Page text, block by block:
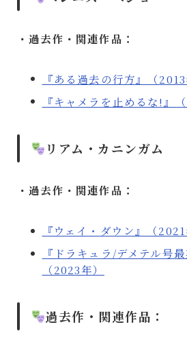
・過去作・関連作品：
『ある過去の行方』（2013
『キャメラを止めるな!』
リアム・カニンガム
・過去作・関連作品：
『ウェイ・ダウン』（2021
『ドラキュラ/デメテル号最
（2023年）
過去作・関連作品：